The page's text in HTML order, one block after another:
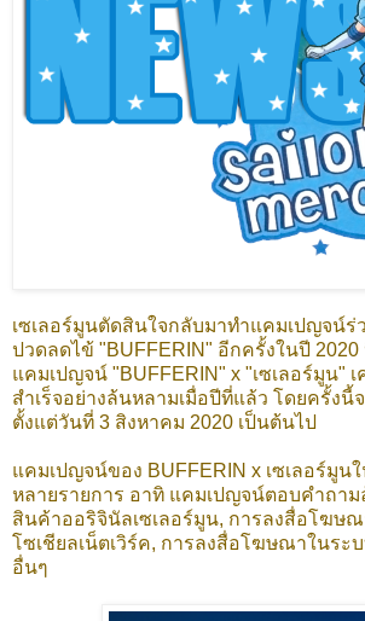
เซเลอร์มูนตัดสินใจกลับมาทำแคมเปญจน์
ปวดลดไข้ "BUFFERIN" อีกครั้งในปี
แคมเปญจน์ "BUFFERIN" x "เซเลอร์มูน"
สำเร็จอย่างล้นหลามเมื่อปีที่แล้ว โดยครั้งนี้
ตั้งแต่วันที่ 3 สิงหาคม 2020 เป็นต้นไป
แคมเปญจน์ของ BUFFERIN x เซเลอร์มูน
หลายรายการ อาทิ แคมเปญจน์ตอบคำถาม
สินค้าออริจินัลเซเลอร์มูน, การลงสื่อโฆษ
โซเชียลเน็ตเวิร์ค, การลงสื่อโฆษณาในระ
อื่นๆ